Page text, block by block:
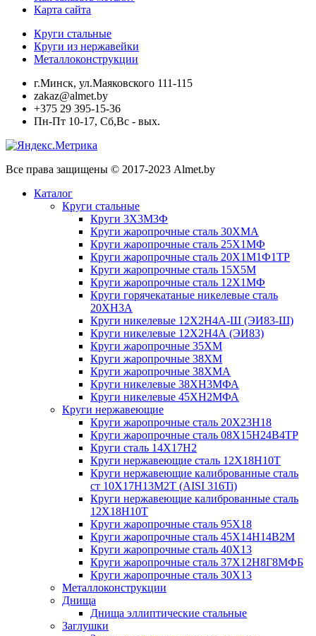
Карта сайта
Круги стальные
Круги из нержавейки
Металлоконструкции
г.Минск, ул.Маяковского 111-115
zakaz@almet.by
+375 29 395-15-36
Пн-Пт 10-17, Сб,Вс - вых.
Все права защищены © 2017-2023 Almet.by
Каталог
Круги стальные
Круги 3Х3М3Ф
Круги жаропрочные сталь 30ХМА
Круги жаропрочные сталь 25Х1МФ
Круги жаропрочные сталь 20Х1М1Ф1ТР
Круги жаропрочные сталь 15Х5М
Круги жаропрочные сталь 12Х1МФ
Круги горячекатаные никелевые сталь
20ХН3А
Круги никелевые 12Х2Н4А-Ш (ЭИ83-Ш)
Круги никелевые 12Х2Н4А (ЭИ83)
Круги жаропрочные 35ХМ
Круги жаропрочные 38ХМ
Круги жаропрочные 38ХМА
Круги никелевые 38XH3MФА
Круги никелевые 45ХН2МФА
Круги нержавеющие
Круги жаропрочные сталь 20Х23Н18
Круги жаропрочные сталь 08Х15Н24В4ТР
Круги сталь 14Х17Н2
Круги нержавеющие сталь 12Х18Н10Т
Круги нержавеющие калиброванные сталь
ст 10Х17Н13М2Т (AISI 316Ti)
Круги нержавеющие калиброванные сталь
12Х18Н10Т
Круги жаропрочные сталь 95Х18
Круги жаропрочные сталь 45Х14Н14В2М
Круги жаропрочные сталь 40Х13
Круги жаропрочные сталь 37Х12Н8Г8МФБ
Круги жаропрочные сталь 30Х13
Металлоконструкции
Днища
Днища эллиптические стальные
Заглушки